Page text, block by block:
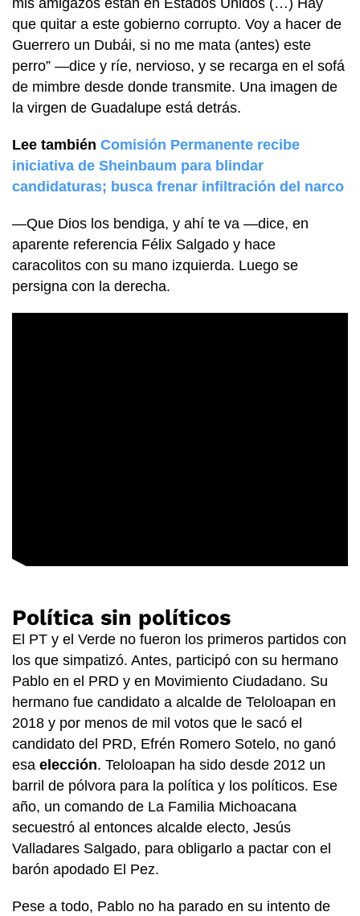
mis amigazos están en Estados Unidos (…) Hay
que quitar a este gobierno corrupto. Voy a hacer de
Guerrero un Dubái, si no me mata (antes) este
perro” —dice y ríe, nervioso, y se recarga en el sofá
de mimbre desde donde transmite. Una imagen de
la virgen de Guadalupe está detrás.
Lee también Comisión Permanente recibe
iniciativa de Sheinbaum para blindar
candidaturas; busca frenar infiltración del narco
—Que Dios los bendiga, y ahí te va —dice, en
aparente referencia Félix Salgado y hace
caracolitos con su mano izquierda. Luego se
persigna con la derecha.
Política sin políticos
El PT y el Verde no fueron los primeros partidos con
los que simpatizó. Antes, participó con su hermano
Pablo en el PRD y en Movimiento Ciudadano. Su
hermano fue candidato a alcalde de Teloloapan en
2018 y por menos de mil votos que le sacó el
candidato del PRD, Efrén Romero Sotelo, no ganó
esa elección. Teloloapan ha sido desde 2012 un
barril de pólvora para la política y los políticos. Ese
año, un comando de La Familia Michoacana
secuestró al entonces alcalde electo, Jesús
Valladares Salgado, para obligarlo a pactar con el
barón apodado El Pez.
Pese a todo, Pablo no ha parado en su intento de